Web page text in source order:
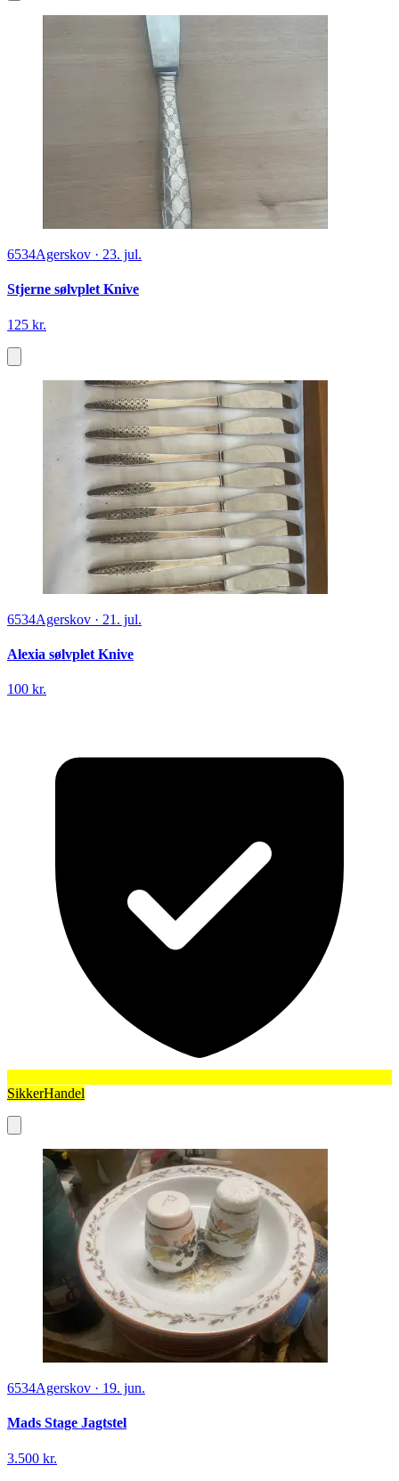
6534Agerskov · 23. jul.
Stjerne sølvplet Knive
125 kr.
6534Agerskov · 21. jul.
Alexia sølvplet Knive
100 kr.
SikkerHandel
6534Agerskov · 19. jun.
Mads Stage Jagtstel
3.500 kr.